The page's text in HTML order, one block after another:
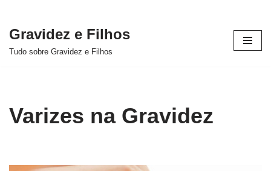
Pular
Gravidez e Filhos
Tudo sobre Gravidez e Filhos
Varizes na Gravidez